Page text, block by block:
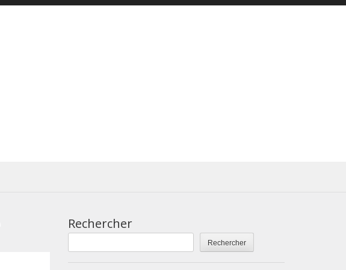
Rechercher
Rechercher